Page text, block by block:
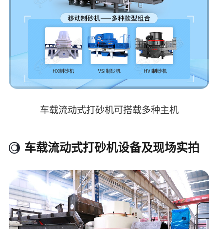
车载流动式打砂机可搭载多种主机
车载流动式打砂机设备及现场实拍